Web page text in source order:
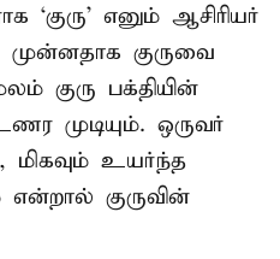
‘குரு’ எனும் ஆசிரியர்
குருவை
குரு பக்தியின்
முடியும். ஒருவர்
மிகவும் உயர்ந்த
குருவின்